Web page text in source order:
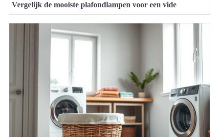
Vergelijk de mooiste plafondlampen voor een vide